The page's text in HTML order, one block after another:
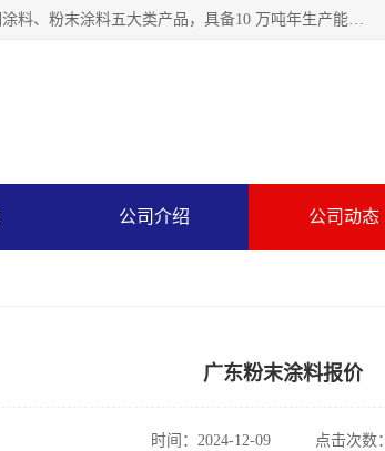
江苏兰陵化工集团有限公司主要生产防腐涂料、建筑涂料、船舶涂料、彩钢涂料、粉末涂料五大类产品，具备10 万吨年生产能力，可以提供优质精良的涂装施工服务，产品广销全国各地，大量出口亚非欧及拉美等国家。
公司介绍 公司动态
广东粉末涂料报价
时间：2024-12-09 点击次数